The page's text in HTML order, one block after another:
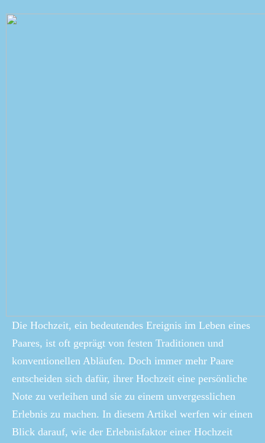
Die Hochzeit, ein bedeutendes Ereignis im Leben eines
Paares, ist oft geprägt von festen Traditionen und
konventionellen Abläufen. Doch immer mehr Paare
entscheiden sich dafür, ihrer Hochzeit eine persönliche
Note zu verleihen und sie zu einem unvergesslichen
Erlebnis zu machen. In diesem Artikel werfen wir einen
Blick darauf, wie der Erlebnisfaktor einer Hochzeit